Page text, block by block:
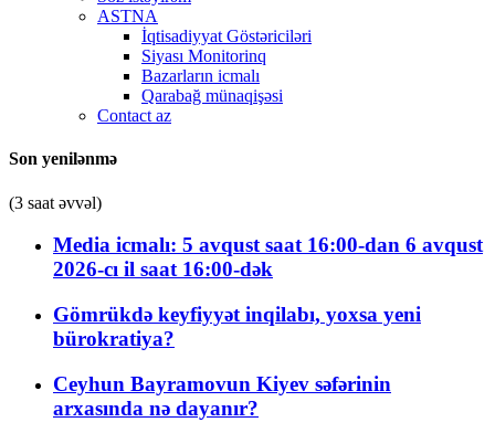
ASTNA
İqtisadiyyat Göstəriciləri
Siyası Monitorinq
Bazarların icmalı
Qarabağ münaqişəsi
Contact az
Son yenilənmə
(3 saat əvvəl)
Media icmalı: 5 avqust saat 16:00-dan 6 avqust
2026-cı il saat 16:00-dək
Gömrükdə keyfiyyət inqilabı, yoxsa yeni
bürokratiya?
Ceyhun Bayramovun Kiyev səfərinin
arxasında nə dayanır?